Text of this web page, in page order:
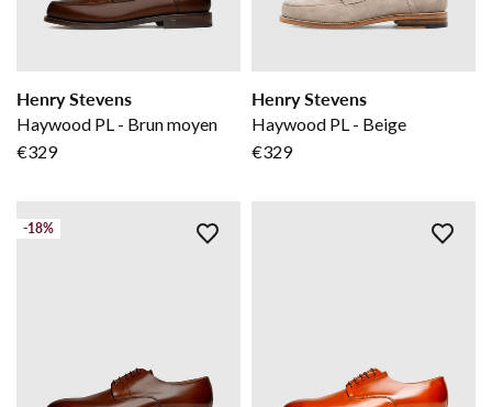
Henry Stevens
Haywood PL - Brun moyen
€329
Henry Stevens
Haywood PL - Beige
€329
-18%